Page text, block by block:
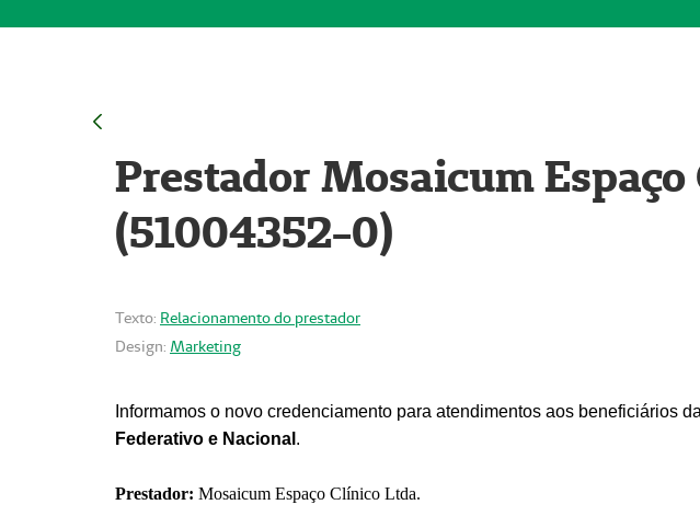
Prestador Mosaicum
(51004352-0)
Texto: Relacionamento do prestador
Design: Marketing
Informamos o novo credenciamento para atendimentos aos beneficiários da
Federativo e Nacional .
Prestador: Mosaicum Espaço Clínico Ltda.